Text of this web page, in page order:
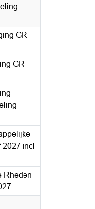
GR
GR
2027 incl
Rheden